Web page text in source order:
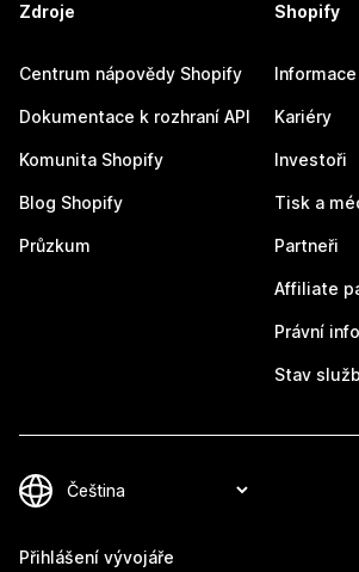
Zdroje
Centrum nápovědy Shopify
Dokumentace k rozhraní API
Komunita Shopify
Blog Shopify
Průzkum
Shopify
Informace
Kariéry
Investoři
Tisk a
Partneři
Affiliate
Právní
Stav
Přihlášení vývojáře